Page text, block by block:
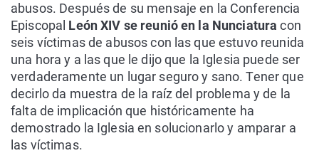
abusos. Después de su mensaje en la Conferencia
Episcopal León XIV se reunió en la Nunciatura con
seis víctimas de abusos con las que estuvo reunida
una hora y a las que le dijo que la Iglesia puede ser
verdaderamente un lugar seguro y sano. Tener que
decirlo da muestra de la raíz del problema y de la
falta de implicación que históricamente ha
demostrado la Iglesia en solucionarlo y amparar a
las víctimas.